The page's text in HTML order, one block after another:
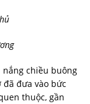
chiều buông
đưa vào bức
thuộc, gần